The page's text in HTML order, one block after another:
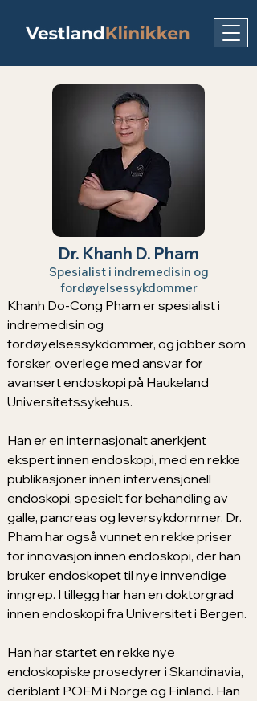
Dr. Khanh D. Pham
Spesialist i indremedisin og
fordøyelsessykdommer
Khanh Do-Cong Pham er spesialist i
indremedisin og
fordøyelsessykdommer, og jobber som
forsker, overlege med ansvar for
avansert endoskopi på Haukeland
Universitetssykehus.
Han er en internasjonalt anerkjent
ekspert innen endoskopi, med en rekke
publikasjoner innen intervensjonell
endoskopi, spesielt for behandling av
galle, pancreas og leversykdommer. Dr.
Pham har også vunnet en rekke priser
for innovasjon innen endoskopi, der han
bruker endoskopet til nye innvendige
inngrep. I tillegg har han en doktorgrad
innen endoskopi fra Universitet i Bergen.
Han har startet en rekke nye
endoskopiske prosedyrer i Skandinavia,
deriblant POEM i Norge og Finland. Han